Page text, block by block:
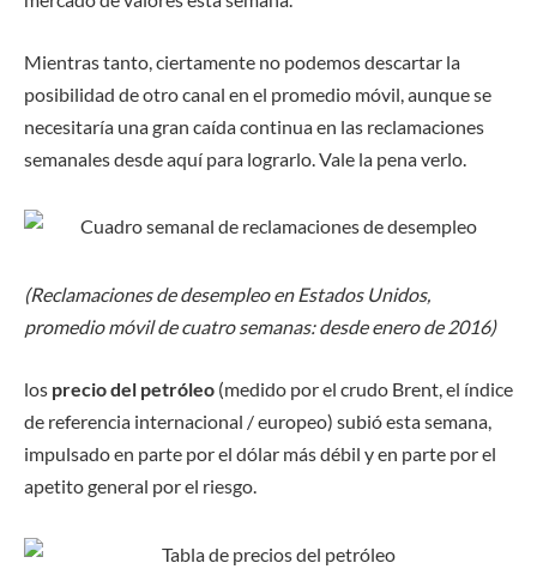
Mientras tanto, ciertamente no podemos descartar la
posibilidad de otro canal en el promedio móvil, aunque se
necesitaría una gran caída continua en las reclamaciones
semanales desde aquí para lograrlo. Vale la pena verlo.
(Reclamaciones de desempleo en Estados Unidos,
promedio móvil de cuatro semanas: desde enero de 2016)
los precio del petróleo (medido por el crudo Brent, el índice
de referencia internacional / europeo) subió esta semana,
impulsado en parte por el dólar más débil y en parte por el
apetito general por el riesgo.